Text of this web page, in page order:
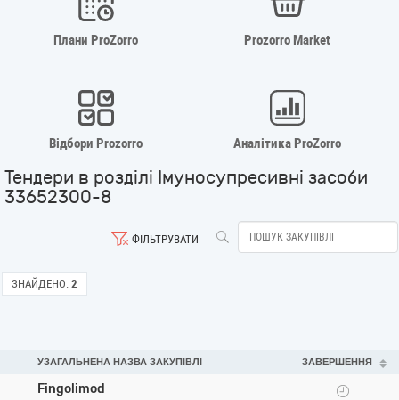
Плани ProZorro Prozorro Market
Відбори Prozorro Аналітика ProZorro
Тендери в розділі Імуносупресивні засоби
33652300-8
ФІЛЬТРУВАТИ
ЗНАЙДЕНО: 2
УЗАГАЛЬНЕНА НАЗВА ЗАКУПІВЛІ ЗАВЕРШЕННЯ
Fingolimod